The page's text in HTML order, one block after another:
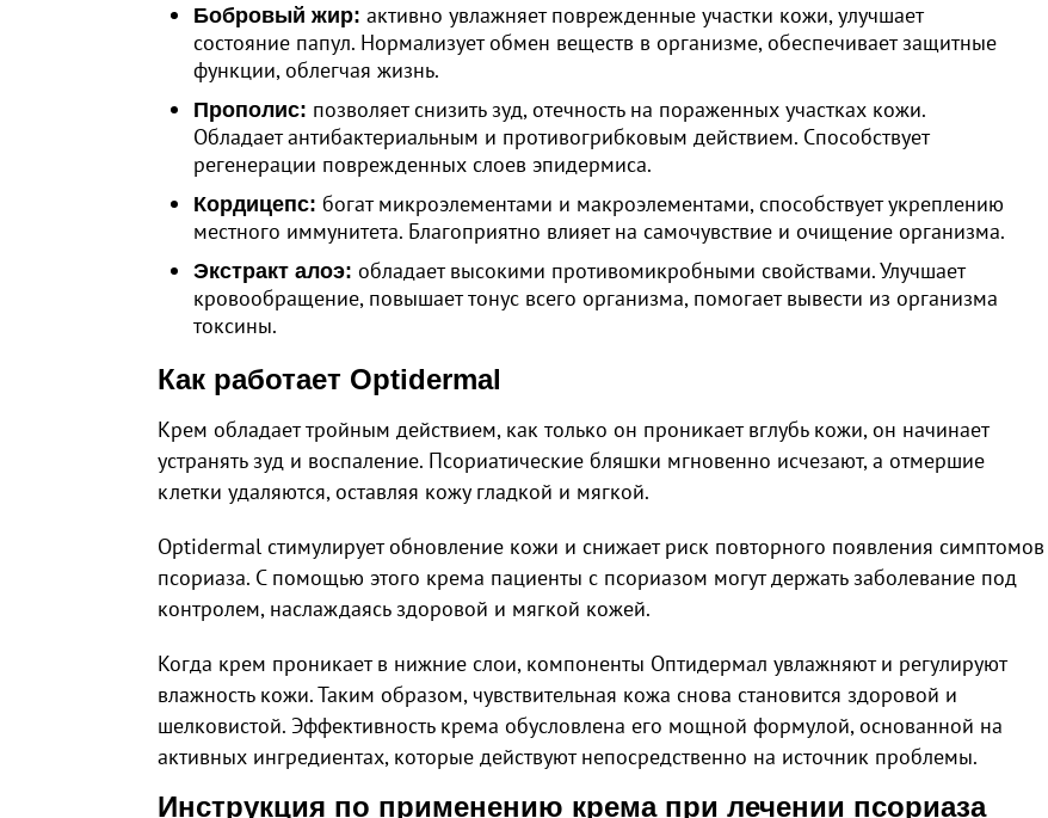
Бобровый жир: активно увлажняет поврежденные участки кожи, улучшает
состояние папул. Нормализует обмен веществ в организме, обеспечивает защитные
функции, облегчая жизнь.
Прополис: позволяет снизить зуд, отечность на пораженных участках кожи.
Обладает антибактериальным и противогрибковым действием. Способствует
регенерации поврежденных слоев эпидермиса.
Кордицепс: богат микроэлементами и макроэлементами, способствует укреплению
местного иммунитета. Благоприятно влияет на самочувствие и очищение организма.
Экстракт алоэ: обладает высокими противомикробными свойствами. Улучшает
кровообращение, повышает тонус всего организма, помогает вывести из организма
токсины.
Как работает Optidermal
Крем обладает тройным действием, как только он проникает вглубь кожи, он начинает
устранять зуд и воспаление. Псориатические бляшки мгновенно исчезают, а отмершие
клетки удаляются, оставляя кожу гладкой и мягкой.
Optidermal стимулирует обновление кожи и снижает риск повторного появления симптомов
псориаза. С помощью этого крема пациенты с псориазом могут держать заболевание под
контролем, наслаждаясь здоровой и мягкой кожей.
Когда крем проникает в нижние слои, компоненты Оптидермал увлажняют и регулируют
влажность кожи. Таким образом, чувствительная кожа снова становится здоровой и
шелковистой. Эффективность крема обусловлена его мощной формулой, основанной на
активных ингредиентах, которые действуют непосредственно на источник проблемы.
Инструкция по применению крема при лечении псориаза